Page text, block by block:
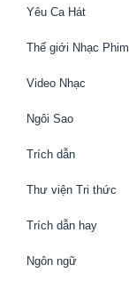
Yêu Ca Hát
Thế giới Nhạc Phim
Video Nhạc
Ngôi Sao
Trích dẫn
Thư viện Tri thức
Trích dẫn hay
Ngôn ngữ